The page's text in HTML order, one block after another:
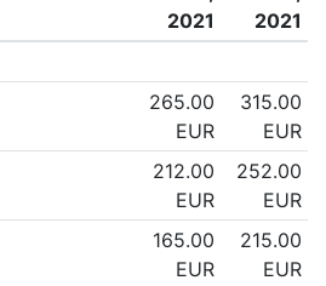
2021
2021
265.00
EUR
315.00
EUR
212.00
EUR
252.00
EUR
165.00
EUR
215.00
EUR